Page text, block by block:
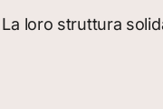
loro struttura